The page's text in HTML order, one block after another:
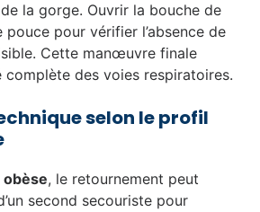
la gorge. Ouvrir la bouche de
pour vérifier l’absence de
Cette manœuvre finale
des voies respiratoires.
selon le profil
, le retournement peut
second secouriste pour